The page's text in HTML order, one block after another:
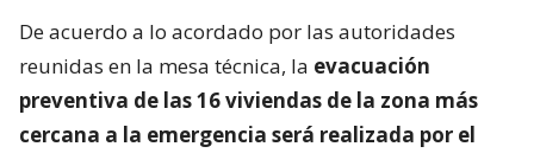
De acuerdo a lo acordado por las autoridades
reunidas en la mesa técnica, la evacuación
preventiva de las 16 viviendas de la zona más
cercana a la emergencia será realizada por el